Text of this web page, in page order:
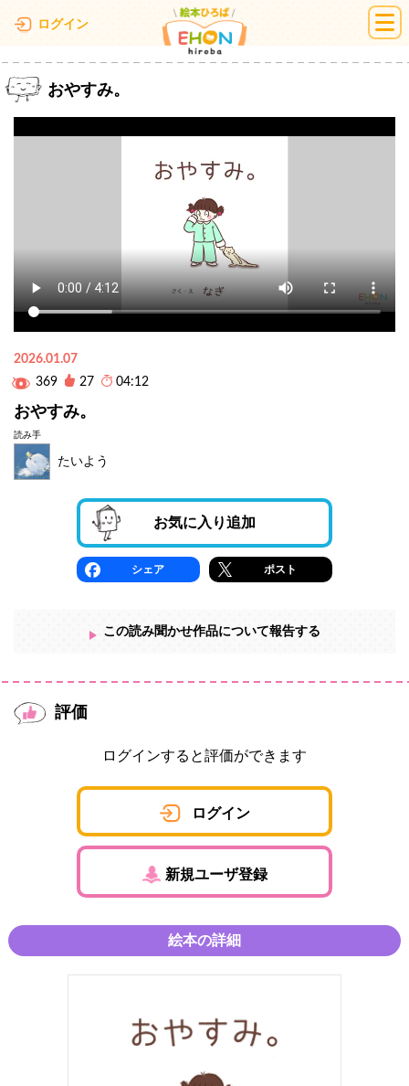
ログイン 絵本ひろば
おやすみ。
2026.01.07
369
27 04:12
おやすみ。
読み手
たいよう
お気に入り追加
シェア ポスト
この読み聞かせ作品について報告する
評価
ログインすると評価ができます
ログイン
新規ユーザ登録
絵本の詳細